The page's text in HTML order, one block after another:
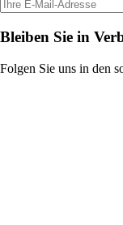
Bleiben Sie in
Folgen Sie uns in den